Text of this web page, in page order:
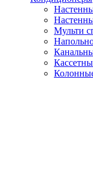
Мульти